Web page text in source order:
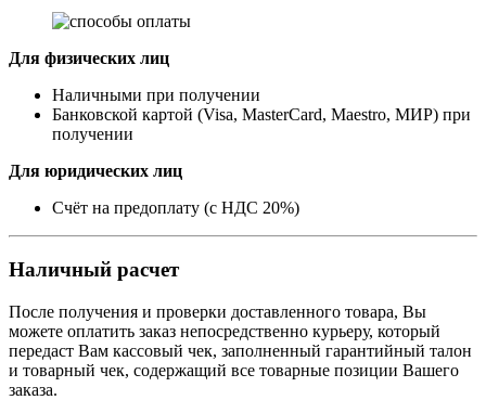
Для физических лиц
Наличными при получении
Банковской картой (Visa, MasterCard, Maestro, МИР) при
получении
Для юридических лиц
Счёт на предоплату (с НДС 20%)
Наличный расчет
После получения и проверки доставленного товара, Вы
можете оплатить заказ непосредственно курьеру, который
передаст Вам кассовый чек, заполненный гарантийный талон
и товарный чек, содержащий все товарные позиции Вашего
заказа.